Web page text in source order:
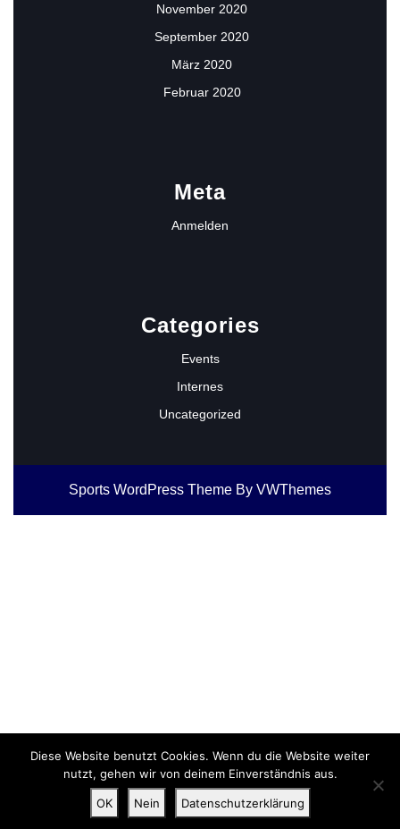
November 2020
September 2020
März 2020
Februar 2020
Meta
Anmelden
Categories
Events
Internes
Uncategorized
Sports WordPress Theme By VWThemes
Diese Website benutzt Cookies. Wenn du die Website weiter
nutzt, gehen wir von deinem Einverständnis aus.
OK Nein Datenschutzerklärung